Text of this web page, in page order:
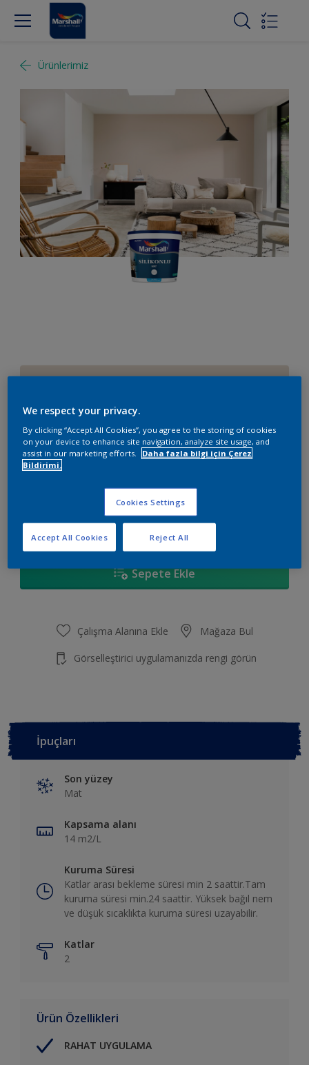
Ürünlerimiz
Boyut
2,5 L 7,5 L 15 L
Boya Hesaplayıcı
Hesapla
Sepete Ekle
Çalışma Alanına Ekle Mağaza Bul
Görselleştirici uygulamanızda rengi görün
İpuçları
Son yüzey
Mat
Kapsama alanı
14 m2/L
Kuruma Süresi
Katlar arası bekleme süresi min 2 saattir.Tam
kuruma süresi min.24 saattir. Yüksek bağıl nem
ve düşük sıcaklıkta kuruma süresi uzayabilir.
Katlar
2
Ürün Özellikleri
RAHAT UYGULAMA
We respect your privacy.
By clicking “Accept All Cookies”, you agree to the storing of cookies
on your device to enhance site navigation, analyze site usage, and
assist in our marketing efforts.
Daha fazla bilgi için Çerez
Bildirimi.
Cookies Settings
Reject All
Accept All Cookies